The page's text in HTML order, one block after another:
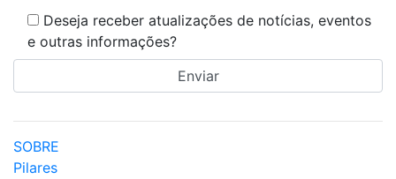
Deseja receber atualizações de notícias, eventos
e outras informações?
SOBRE
Pilares